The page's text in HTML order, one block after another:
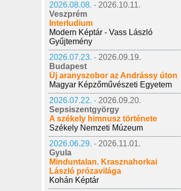
2026.08.08. - 2026.10.11.
Veszprém
Interludium
Modern Képtár - Vass László
Gyűjtemény
2026.07.23. - 2026.09.19.
Budapest
Új aranyszobor az Andrássy úton
Magyar Képzőművészeti Egyetem
2026.07.22. - 2026.09.20.
Sepsiszentgyörgy
A székely himnusz története
Székely Nemzeti Múzeum
2026.06.29. - 2026.11.01.
Gyula
Minduntalan. Krasznahorkai
László prózavilága
Kohán Képtár